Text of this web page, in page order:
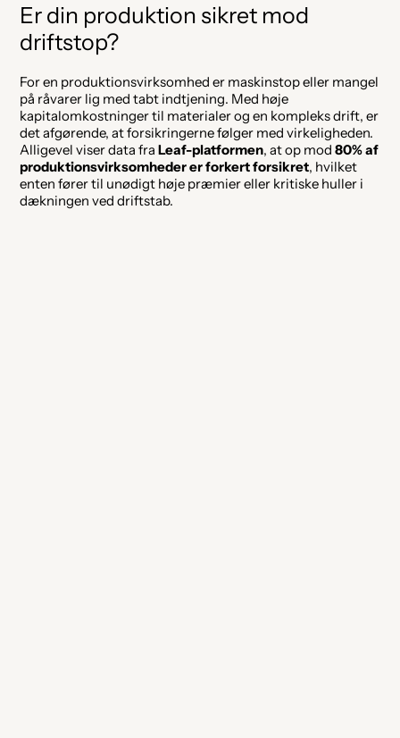
Er din produktion sikret mod
driftstop?
For en produktionsvirksomhed er maskinstop eller mangel
på råvarer lig med tabt indtjening. Med høje
kapitalomkostninger til materialer og en kompleks drift, er
det afgørende, at forsikringerne følger med virkeligheden.
Alligevel viser data fra Leaf-platformen, at op mod 80% af
produktionsvirksomheder er forkert forsikret, hvilket
enten fører til unødigt høje præmier eller kritiske huller i
dækningen ved driftstab.